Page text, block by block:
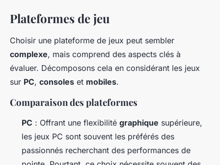
Plateformes de jeu
Choisir une plateforme de jeux peut sembler
complexe, mais comprend des aspects clés à
évaluer. Décomposons cela en considérant les jeux
sur PC, consoles et mobiles.
Comparaison des plateformes
PC : Offrant une flexibilité graphique supérieure,
les jeux PC sont souvent les préférés des
passionnés recherchant des performances de